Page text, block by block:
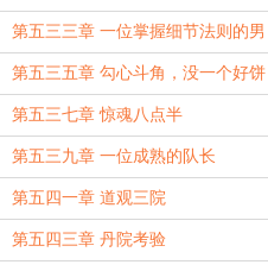
第五三三章 一位掌握细节法则的男
人
第五三五章 勾心斗角，没一个好饼
第五三七章 惊魂八点半
第五三九章 一位成熟的队长
第五四一章 道观三院
第五四三章 丹院考验